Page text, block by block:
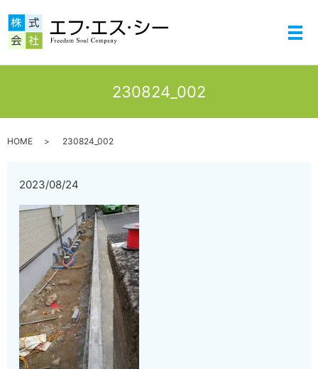
メ
230824_002
HOME 230824_002
2023/08/24